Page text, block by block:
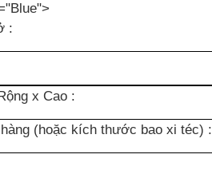
:
x Cao :
(hoặc kích thước bao xi téc) :